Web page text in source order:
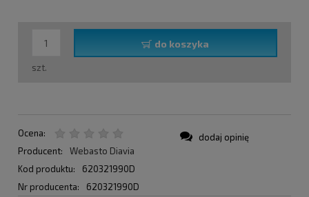
szt.
do koszyka
Ocena:
Producent:
Webasto Diavia
Kod produktu:
620321990D
Nr producenta:
620321990D
dodaj opinię